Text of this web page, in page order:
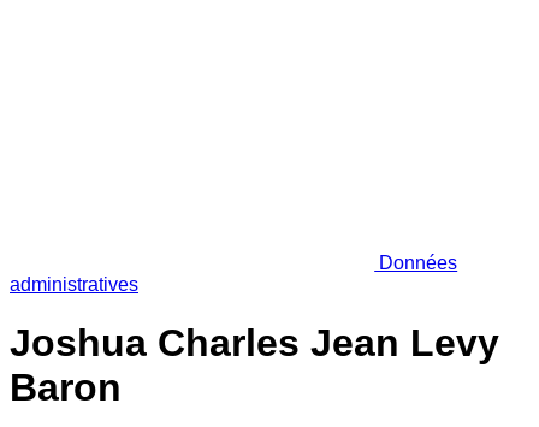
Données
administratives
Joshua Charles Jean Levy
Baron